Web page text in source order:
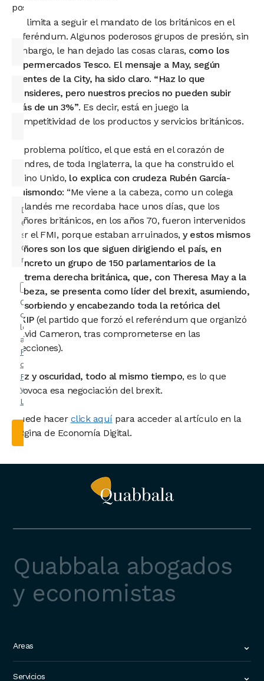
Se limita a seguir el mandato de los británicos en el
referéndum. Algunos poderosos grupos de presión, sin
embargo, le han dejado las cosas claras, como los
supermercados Tesco. El mensaje a May, según
fuentes de la City, ha sido claro. “Haz lo que
consideres, pero nuestros precios no pueden subir
más de un 3%”. Es decir, está en juego la
competitividad de los productos y servicios británicos.
El problema político, el que está en el corazón de
Londres, de toda Inglaterra, la que ha construido el
Reino Unido, lo explica con crudeza Rubén García-
Quismondo: “Me viene a la cabeza, como un colega
holandés me recordaba hace unos días, que los
señores británicos, en los años 70, fueron intervenidos
por el FMI, porque estaban arruinados, y estos mismos
señores son los que siguen dirigiendo el país, en
concreto un grupo de 150 parlamentarios de la
extrema derecha británica, que, con Theresa May a la
cabeza, se presenta como líder del brexit, asumiendo,
absorbiendo y encabezando toda la retórica del
UKIP(el partido que forzó el referéndum que organizó
David Cameron, tras comprometerse en las
elecciones).
Luz y oscuridad, todo al mismo tiempo, es lo que
provoca esa negociación del brexit.
Puede hacer click aquí para acceder al artículo en la
página de Economía Digital.
posible.
Confirmo
que he
leído y
acepto la
Política
de
Privacidad
y elAviso
Legal
Quabbala abogados
y economistas
Areas
Servicios